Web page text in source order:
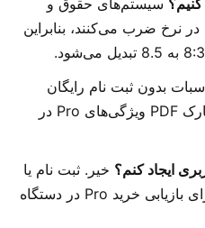
نرخ ضرب می‌کنند، بنابراین
بدون ثبت نام رایگان
است. ذخیره، Excel/CSV و مارک PDF ویژگی‌های Pro در
ایجاد کنم؟ خیر. ثبت نام یا
ورود وجود ندارد. ایمیل فقط برای بازیابی خرید Pro در دستگاه